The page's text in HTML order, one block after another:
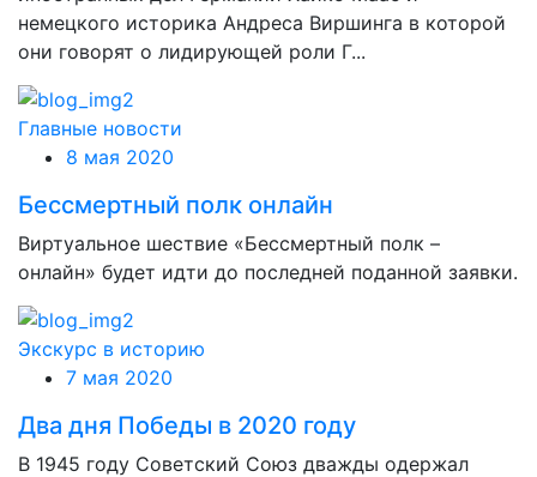
немецкого историка Андреса Виршинга в которой
они говорят о лидирующей роли Г...
Главные новости
8 мая 2020
Бессмертный полк онлайн
Виртуальное шествие «Бессмертный полк –
онлайн» будет идти до последней поданной заявки.
Экскурс в историю
7 мая 2020
Два дня Победы в 2020 году
В 1945 году Советский Союз дважды одержал